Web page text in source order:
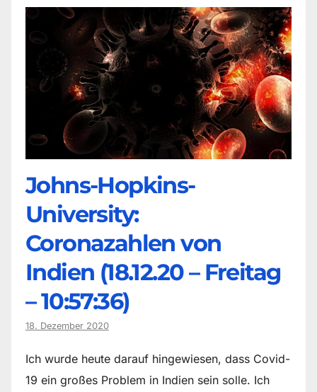
Johns-Hopkins-
University:
Coronazahlen von
Indien (18.12.20 – Freitag
– 10:57:36)
18. Dezember 2020
Ich wurde heute darauf hingewiesen, dass Covid-
19 ein großes Problem in Indien sein solle. Ich